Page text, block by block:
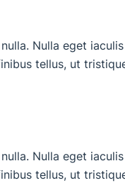
Nulla eget
tellus, ut
Nulla eget
tellus, ut